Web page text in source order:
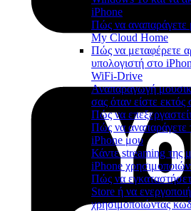
iPhone
Πώς να αναπαράγετε
My Cloud Home
Πώς να μεταφέρετε
υπολογιστή στο
WiFi-Drive
Αναπαραγωγή
σας όταν είστε εκτός
Πώς να
Πώς να αναπαράγετε
iPhone μου
Κάντε streaming της
iPhone
Πώς να
Store ή να
χρησιμοποιώντας